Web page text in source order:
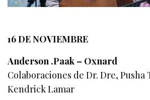
16 DE NOVIEMBRE
Anderson .Paak – Oxnard
Colaboraciones de Dr. Dre, Pusha
Kendrick Lamar